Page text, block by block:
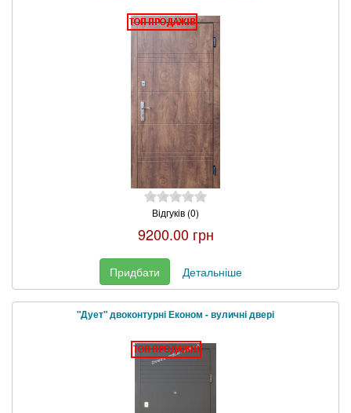
Відгуків (0)
9200.00 грн
Придбати Детальніше
"Дует" двоконтурні Економ - вуличні двері